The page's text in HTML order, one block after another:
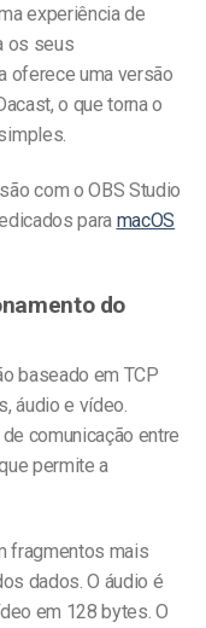
experiência de
os seus
oferece uma versão
o que torna o
com o OBS Studio
para macOS
do
baseado em TCP
áudio e vídeo.
comunicação entre
permite a
fragmentos mais
dados. O áudio é
em 128 bytes. O